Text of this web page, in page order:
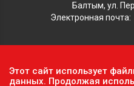
Балтым, ул.
Электронная почта:
Обратите внимание, что
информационный характер и
Этот сайт использует
данных. Продолжая